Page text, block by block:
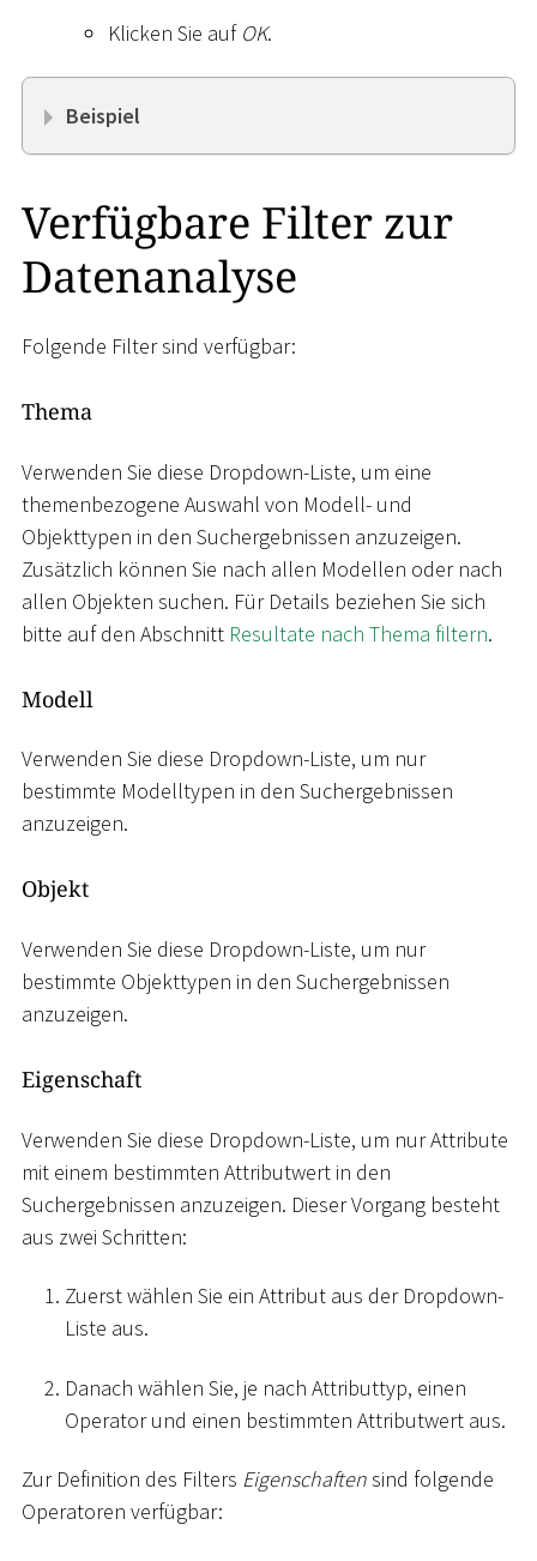
Klicken Sie auf OK.
Beispiel
Verfügbare Filter zur
Datenanalyse
Folgende Filter sind verfügbar:
Thema
Verwenden Sie diese Dropdown-Liste, um eine
themenbezogene Auswahl von Modell- und
Objekttypen in den Suchergebnissen anzuzeigen.
Zusätzlich können Sie nach allen Modellen oder nach
allen Objekten suchen. Für Details beziehen Sie sich
bitte auf den Abschnitt Resultate nach Thema filtern.
Modell
Verwenden Sie diese Dropdown-Liste, um nur
bestimmte Modelltypen in den Suchergebnissen
anzuzeigen.
Objekt
Verwenden Sie diese Dropdown-Liste, um nur
bestimmte Objekttypen in den Suchergebnissen
anzuzeigen.
Eigenschaft
Verwenden Sie diese Dropdown-Liste, um nur Attribute
mit einem bestimmten Attributwert in den
Suchergebnissen anzuzeigen. Dieser Vorgang besteht
aus zwei Schritten:
Zuerst wählen Sie ein Attribut aus der Dropdown-
Liste aus.
Danach wählen Sie, je nach Attributtyp, einen
Operator und einen bestimmten Attributwert aus.
Zur Definition des Filters Eigenschaftensind folgende
Operatoren verfügbar: